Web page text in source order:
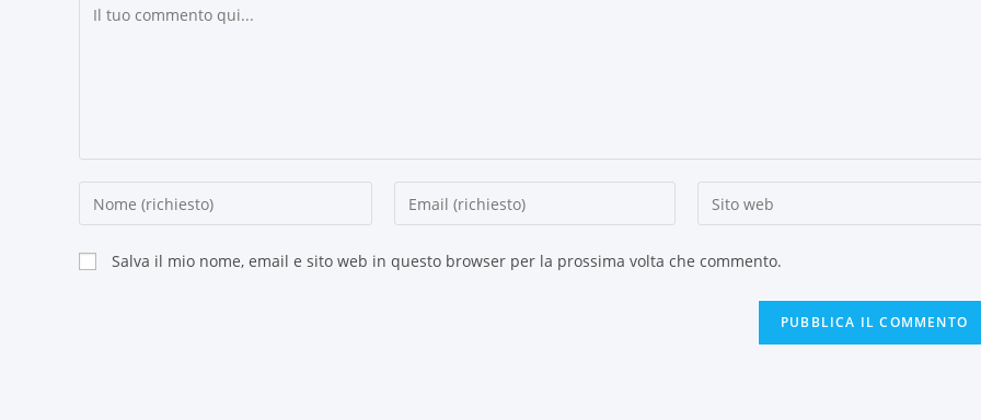
Salva il mio nome, email e sito web in questo browser per la prossima volta che commento.